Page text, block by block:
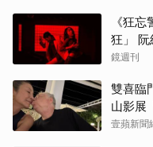
《狂
狂」 阮
鏡週刊
雙喜臨
山影展
壹蘋新聞